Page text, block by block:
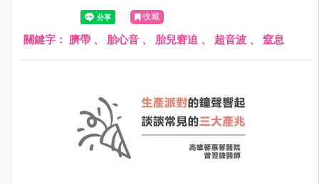
她再怎麼活動筋骨或是享用點心，腹中胎兒始終不像往常般
地好動。心中隱約感到不對勁的她趕緊到產房做更進一步的
檢查。
收藏
關鍵字： 臍帶 、 胎心音 、 胎兒窘迫 、 超音波 、 窒息